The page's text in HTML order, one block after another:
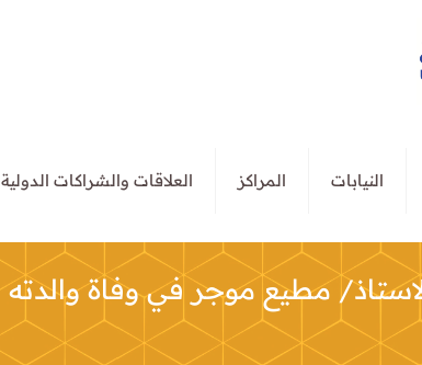
النيابات المراكز العلاقات والشراكات الدولية
مطيع موجر في وفاة والدته